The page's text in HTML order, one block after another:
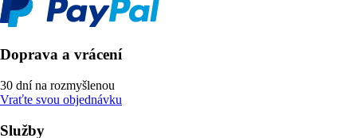
Doprava a vrácení
30 dní na rozmyšlenou
Vraťte svou objednávku
Služby